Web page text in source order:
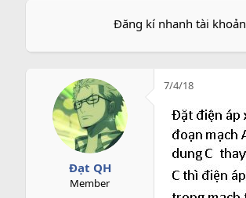
Đăng kí nhanh tài
Đạt QH
Member
7/4/18